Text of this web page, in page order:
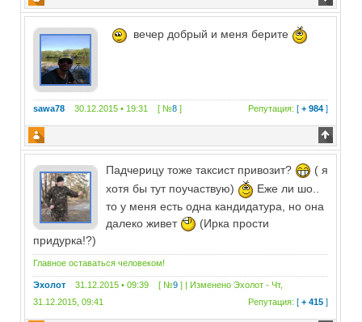
вечер добрый и меня берите
sawa78 30.12.2015 • 19:31 [ №8 ] Репутация: [+ 984 ]
Падчерицу тоже таксист привозит?
( я
хотя бы тут поучаствую)
Еже ли шо..
то у меня есть одна кандидатура, но она
далеко живет
(Ирка прости
придурка!?)
Главное оставаться человеком!
Эхолот 31.12.2015 • 09:39 [ №9 ] | ИзмененоЭхолот -Чт,
31.12.2015, 09:41
Репутация: [+ 415 ]